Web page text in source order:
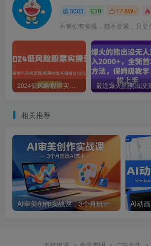
3003 0 17.8W+
2024低风险股票实操营：投资哲学/投资原理/股票估值/构建组合/仓位控制
相关推荐
AI审美创作实战课，3个月玩透AI艺术，让你的AI创作思路脱胎换骨，突破创作瓶颈(更新0617)